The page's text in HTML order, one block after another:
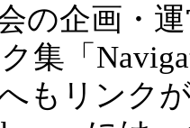
の企画・
集「
もリンク